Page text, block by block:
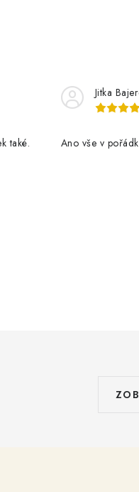
také.
Jitka
Ano vše v